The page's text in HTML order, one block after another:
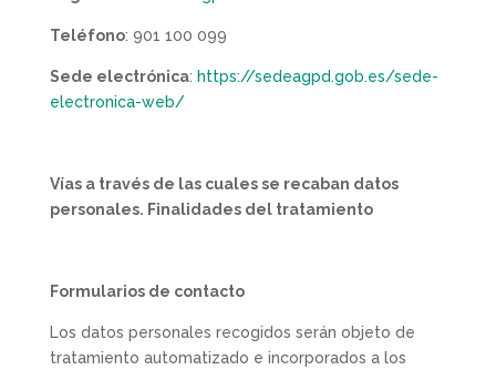
Teléfono: 901 100 099
Sede electrónica: https://sedeagpd.gob.es/sede-
electronica-web/
Vías a través de las cuales se recaban datos
personales. Finalidades del tratamiento
Formularios de contacto
Los datos personales recogidos serán objeto de
tratamiento automatizado e incorporados a los